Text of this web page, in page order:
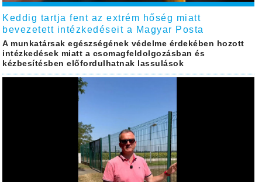
Keddig tartja fent az extrém hőség miatt
bevezetett intézkedéseit a Magyar Posta
A munkatársak egészségének védelme érdekében hozott
intézkedések miatt a csomagfeldolgozásban és
kézbesítésben előfordulhatnak lassulások